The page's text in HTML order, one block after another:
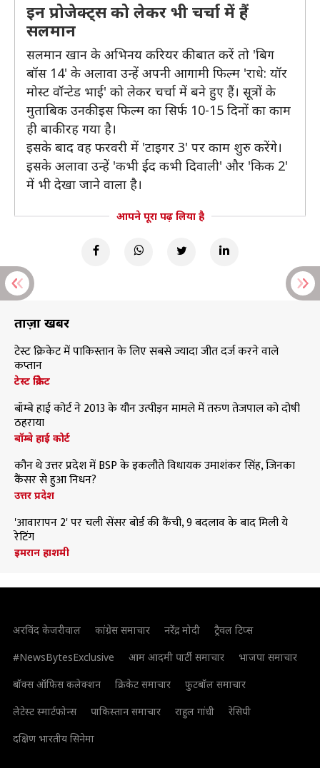
इन प्रोजेक्ट्स को लेकर भी चर्चा में हैं
सलमान
सलमान खान के अभिनय करियर की बात करें तो 'बिग
बॉस 14' के अलावा उन्हें अपनी आगामी फिल्म 'राधे: यॉर
मोस्ट वॉन्टेड भाई' को लेकर चर्चा में बने हुए हैं। सूत्रों के
मुताबिक उनकी इस फिल्म का सिर्फ 10-15 दिनों का काम
ही बाकी रह गया है।
इसके बाद वह फरवरी में 'टाइगर 3' पर काम शुरु करेंगे।
इसके अलावा उन्हें 'कभी ईद कभी दिवाली' और 'किक 2'
में भी देखा जाने वाला है।
आपने पूरा पढ़ लिया है
ताज़ा खबरें
टेस्ट क्रिकेट में पाकिस्तान के लिए सबसे ज्यादा जीत दर्ज करने वाले
कप्तान
टेस्ट क्रिकेट
बॉम्बे हाई कोर्ट ने 2013 के यौन उत्पीड़न मामले में तरुण तेजपाल को दोषी
ठहराया
बॉम्बे हाई कोर्ट
कौन थे उत्तर प्रदेश में BSP के इकलौते विधायक उमाशंकर सिंह, जिनका
कैंसर से हुआ निधन?
उत्तर प्रदेश
'आवारापन 2' पर चली सेंसर बोर्ड की कैंची, 9 बदलाव के बाद मिली ये
रेटिंग
इमरान हाशमी
अरविंद केजरीवाल कांग्रेस समाचार नरेंद्र मोदी
ट्रैवल टिप्स
#NewsBytesExclusive
आम आदमी पार्टी समाचार
भाजपा समाचार
बॉक्स ऑफिस कलेक्शन
क्रिकेट समाचार
फुटबॉल समाचार
लेटेस्ट स्मार्टफोन्स
पाकिस्तान समाचार राहुल गांधी
रेसिपी
दक्षिण भारतीय सिनेमा